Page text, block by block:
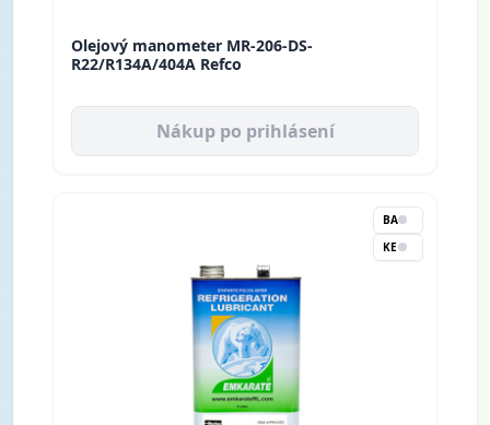
Olejový manometer MR-206-DS-
R22/R134A/404A Refco
Nákup po prihlásení
BA
KE